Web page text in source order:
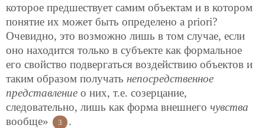
которое предшествует самим объектам и в котором
понятие их может быть определено a priori?
Очевидно, это возможно лишь в том случае, если
оно находится только в субъекте как формальное
его свойство подвергаться воздействию объектов и
таким образом получать непосредственное
представление о них, т.е. созерцание,
следовательно, лишь как форма внешнего чувства
вообще»
3 .